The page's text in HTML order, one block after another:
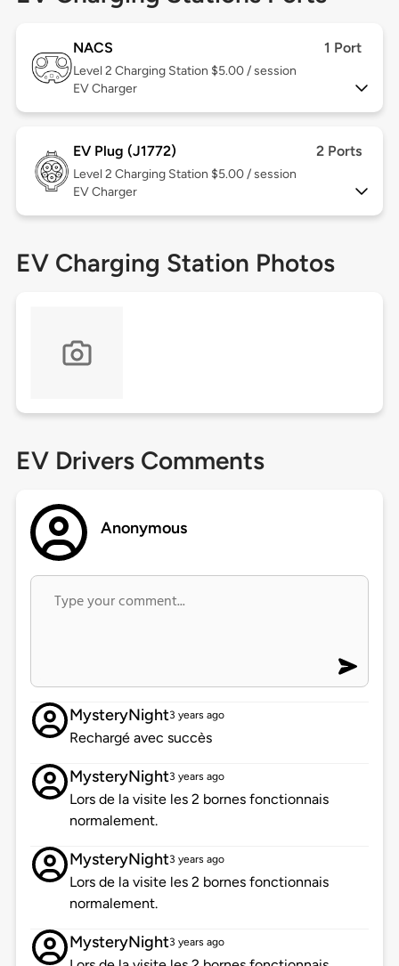
NACS 1 Port
Level 2 Charging Station $5.00 / session
EV Charger
EV Plug (J1772) 2 Ports
Level 2 Charging Station $5.00 / session
EV Charger
EV Charging Station Photos
EV Drivers Comments
Anonymous
MysteryNight3 years ago
Rechargé avec succès
MysteryNight3 years ago
Lors de la visite les 2 bornes fonctionnais
normalement.
MysteryNight3 years ago
Lors de la visite les 2 bornes fonctionnais
normalement.
MysteryNight3 years ago